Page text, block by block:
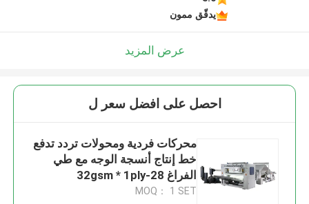
يدقّق ممون
عرض المزيد
احصل على افضل سعر ل
محركات فردية ومحولات تردد تدفع
خط إنتاج أنسجة الوجه مع طي
الفراغ 28-32gsm * 1ply
MOQ： 1 SET